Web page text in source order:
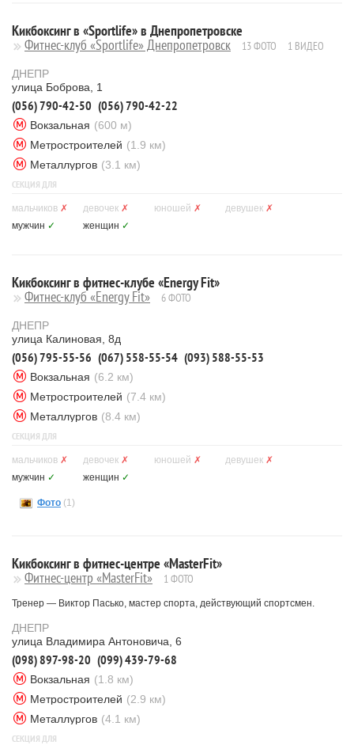
Кикбоксинг в «Sportlife» в Днепропетровске
Фитнес-клуб «Sportlife» Днепропетровск 13 ФОТО 1 ВИДЕО
ДНЕПР
улица Боброва, 1
(056) 790-42-50 (056) 790-42-22
Вокзальная (600 м)
Метростроителей (1.9 км)
Металлургов (3.1 км)
СЕКЦИЯ ДЛЯ
мальчиков ✗ девочек ✗ юношей ✗ девушек ✗
мужчин ✓ женщин ✓
Кикбоксинг в фитнес-клубе «Energy Fit»
Фитнес-клуб «Energy Fit» 6 ФОТО
ДНЕПР
улица Калиновая, 8д
(056) 795-55-56 (067) 558-55-54 (093) 588-55-53
Вокзальная (6.2 км)
Метростроителей (7.4 км)
Металлургов (8.4 км)
СЕКЦИЯ ДЛЯ
мальчиков ✗ девочек ✗ юношей ✗ девушек ✗
мужчин ✓ женщин ✓
Фото (1)
Кикбоксинг в фитнес-центре «MasterFit»
Фитнес-центр «MasterFit» 1 ФОТО
Тренер — Виктор Пасько, мастер спорта, действующий спортсмен.
ДНЕПР
улица Владимира Антоновича, 6
(098) 897-98-20 (099) 439-79-68
Вокзальная (1.8 км)
Метростроителей (2.9 км)
Металлургов (4.1 км)
СЕКЦИЯ ДЛЯ